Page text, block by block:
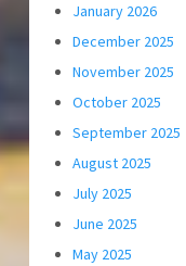
January 2026
December 2025
November 2025
October 2025
September 2025
August 2025
July 2025
June 2025
May 2025